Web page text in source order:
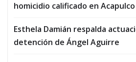
homicidio calificado en Acapulco
Esthela Damián respalda
detención de Ángel Aguirre